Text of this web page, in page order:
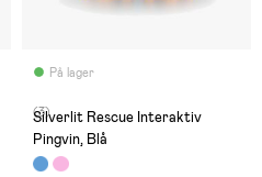
På lager
(3)
Silverlit Rescue Interaktiv
Pingvin, Blå